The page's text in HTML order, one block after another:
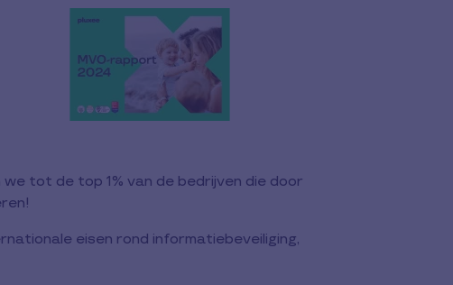
tot de top 1% van de bedrijven die door
eisen rond informatiebeveiliging,